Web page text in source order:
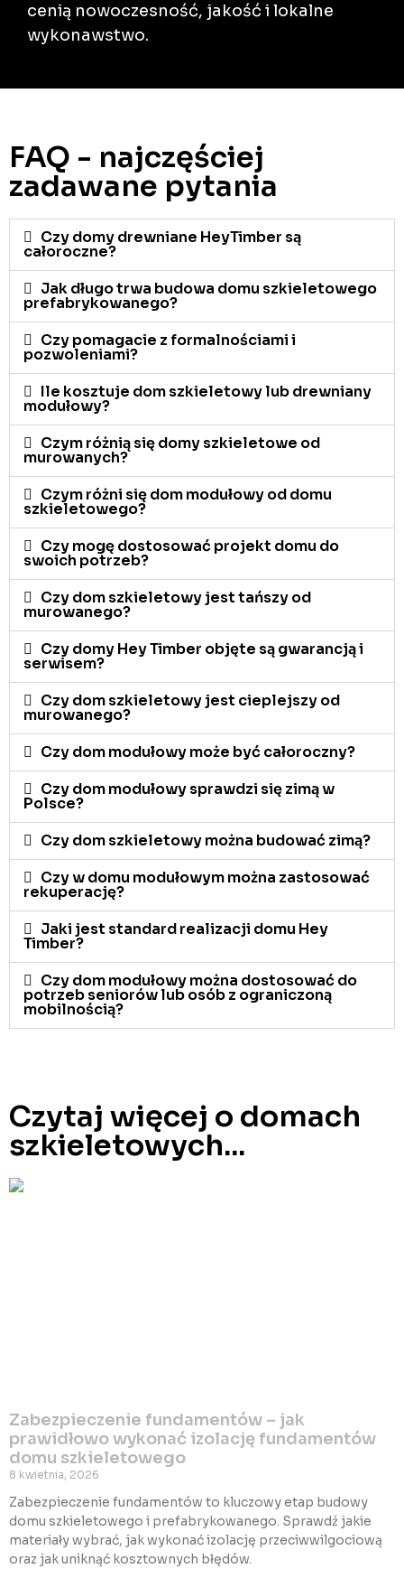
cenią nowoczesność, jakość i lokalne
wykonawstwo.
FAQ - najczęściej
zadawane pytania
Czy domy drewniane HeyTimber są
całoroczne?
Jak długo trwa budowa domu szkieletowego
prefabrykowanego?
Czy pomagacie z formalnościami i
pozwoleniami?
Ile kosztuje dom szkieletowy lub drewniany
modułowy?
Czym różnią się domy szkieletowe od
murowanych?
Czym różni się dom modułowy od domu
szkieletowego?
Czy mogę dostosować projekt domu do
swoich potrzeb?
Czy dom szkieletowy jest tańszy od
murowanego?
Czy domy Hey Timber objęte są gwarancją i
serwisem?
Czy dom szkieletowy jest cieplejszy od
murowanego?
Czy dom modułowy może być całoroczny?
Czy dom modułowy sprawdzi się zimą w
Polsce?
Czy dom szkieletowy można budować zimą?
Czy w domu modułowym można zastosować
rekuperację?
Jaki jest standard realizacji domu Hey
Timber?
Czy dom modułowy można dostosować do
potrzeb seniorów lub osób z ograniczoną
mobilnością?
Czytaj więcej o domach
szkieletowych...
Zabezpieczenie fundamentów – jak
prawidłowo wykonać izolację fundamentów
domu szkieletowego
8 kwietnia, 2026
Zabezpieczenie fundamentów to kluczowy etap budowy
domu szkieletowego i prefabrykowanego. Sprawdź jakie
materiały wybrać, jak wykonać izolację przeciwwilgociową
oraz jak uniknąć kosztownych błędów.